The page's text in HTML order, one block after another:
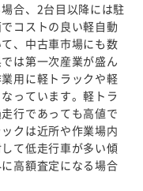
合、2台目以降には駐
コストの良い軽自動
、中古車市場にも数
は第一次産業が盛ん
用に軽トラックや軽
っています。軽トラ
行であっても高値で
クは近所や作業場内
て低走行車が多い傾
高額査定になる場合